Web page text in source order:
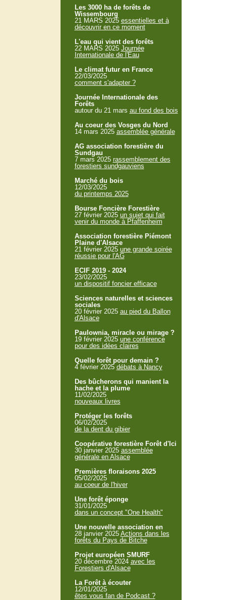
Les 3000 ha de forêts de
Wissembourg
21 MARS 2025 essentielles et à
découvrir en ce moment
L'eau qui vient des forêts
22 MARS 2025 Journée
Internationale de l'Eau
Le climat futur en France
22/03/2025
comment s'adapter ?
Journée Internationale des
Forêts
autour du 21 mars au fond des bois
Au coeur des Vosges du Nord
14 mars 2025 assemblée générale
AG association forestière du
Sundgau
7 mars 2025 rassemblement des
forestiers sundgauviens
Marché du bois
12/03/2025
du printemps 2025
Bourse Foncière Forestière
27 février 2025 un sujet qui fait
venir du monde à Pfaffenheim
Association forestière Piémont
Plaine d'Alsace
21 février 2025 une grande soirée
réussie pour l'AG
ECIF 2019 - 2024
23/02/2025
un dispositif foncier efficace
Sciences naturelles et sciences
sociales
20 février 2025 au pied du Ballon
d'Alsace
Paulownia, miracle ou mirage ?
19 février 2025 une conférence
pour des idées claires
Quelle forêt pour demain ?
4 février 2025 débats à Nancy
Des bûcherons qui manient la
hache et la plume
11/02/2025
nouveaux livres
Protéger les forêts
06/02/2025
de la dent du gibier
Coopérative forestière Forêt d'Ici
30 janvier 2025 assemblée
générale en Alsace
Premières floraisons 2025
05/02/2025
au coeur de l'hiver
Une forêt éponge
31/01/2025
dans un concept "One Health"
Une nouvelle association en
28 janvier 2025 Actions dans les
forêts du Pays de Bitche
Projet européen SMURF
20 décembre 2024 avec les
Forestiers d'Alsace
La Forêt à écouter
12/01/2025
êtes vous fan de Podcast ?